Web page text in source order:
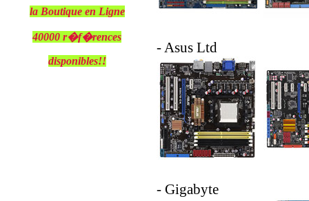
la Boutique en Ligne
40000 r�f�rences
disponibles!!
- Asus Ltd
- Gigabyte